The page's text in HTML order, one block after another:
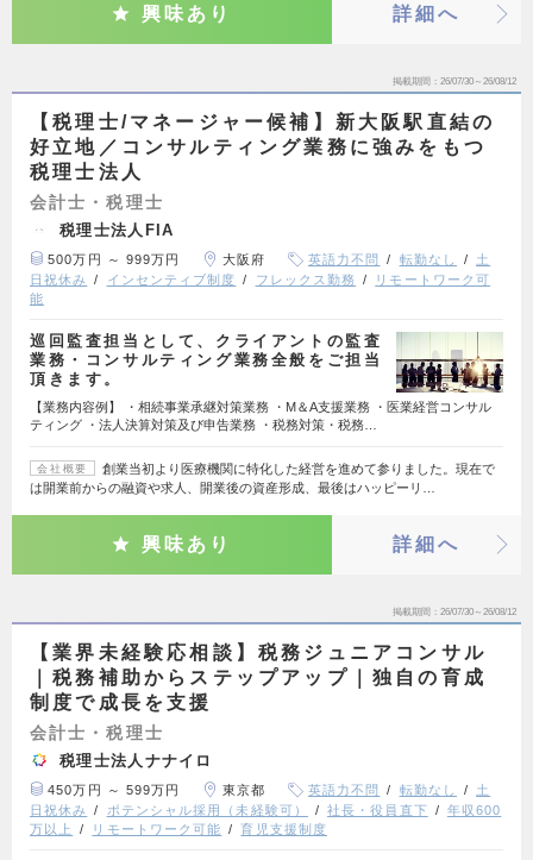
興味あり 詳細へ
掲載期間 26/07/30～26/08/12
【税理士/マネージャー候補】新大阪駅直結の
好立地／コンサルティング業務に強みをもつ
税理士法人
会計士・税理士
税理士法人FIA
500万円 ～ 999万円 大阪府 英語力不問 転勤なし
土
日祝休み
インセンティブ制度 フレックス勤務
リモートワーク可
能
巡回監査担当として、クライアントの監査
業務・コンサルティング業務全般をご担当
頂きます。
【業務内容例】 ・相続事業承継対策業務 ・M＆A支援業務 ・医業経営コンサル
ティング ・法人決算対策及び申告業務 ・税務対策・税務…
会社概要
創業当初より医療機関に特化した経営を進めて参りました。現在で
は開業前からの融資や求人、開業後の資産形成、最後はハッピーリ…
興味あり 詳細へ
掲載期間 26/07/30～26/08/12
【業界未経験応相談】税務ジュニアコンサル
｜税務補助からステップアップ｜独自の育成
制度で成長を支援
会計士・税理士
税理士法人ナナイロ
450万円 ～ 599万円 東京都 英語力不問 転勤なし
土
日祝休み
ポテンシャル採用（未経験可） 社長・役員直下
年収600
万以上
リモートワーク可能 育児支援制度